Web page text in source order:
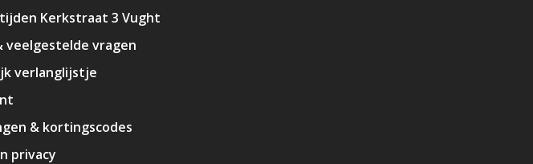
Kerkstraat 3 Vught
veelgestelde vragen
verlanglijstje
& kortingscodes
privacy